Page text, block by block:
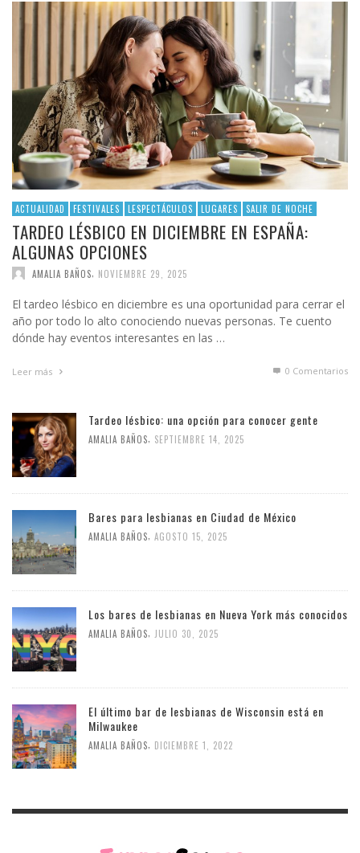
ACTUALIDAD FESTIVALES LESPECTÁCULOS LUGARES SALIR DE NOCHE
TARDEO LÉSBICO EN DICIEMBRE EN ESPAÑA:
ALGUNAS OPCIONES
AMALIA BAÑOS NOVIEMBRE 29, 2025
El tardeo lésbico en diciembre es una oportunidad para cerrar el
año por todo lo alto conociendo nuevas personas. Te cuento
dónde hay eventos interesantes en las …
Leer más 0 Comentarios
Tardeo lésbico: una opción para conocer gente
AMALIA BAÑOS, SEPTIEMBRE 14, 2025
Bares para lesbianas en Ciudad de México
AMALIA BAÑOS, AGOSTO 15, 2025
Los bares de lesbianas en Nueva York más conocidos
AMALIA BAÑOS, JULIO 30, 2025
El último bar de lesbianas de Wisconsin está en
Milwaukee
AMALIA BAÑOS, DICIEMBRE 1, 2022